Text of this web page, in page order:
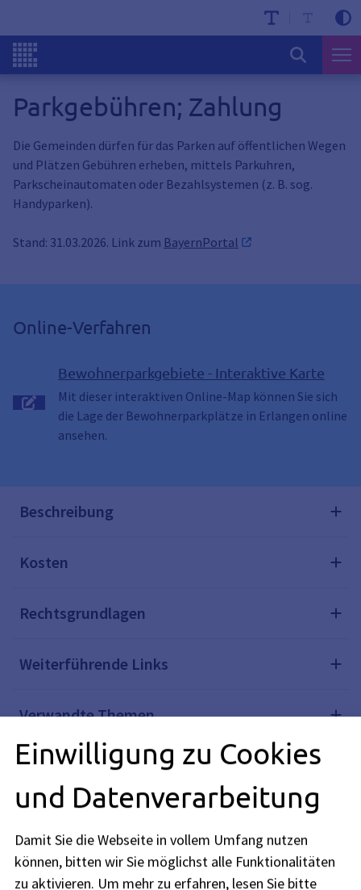
Parkgebühren; Zahlung
Die Gemeinden dürfen für das Parken auf öffentlichen Wegen
und Plätzen Gebühren erheben, mittels Parkuhren,
Parkscheinautomaten oder Bezahlsystemen (z. B. sog.
Handyparken).
Stand: 31.03.2026. Link zum BayernPortal
Online-Verfahren
Bewohnerparkgebiete - Interaktive Karte
Mit dieser interaktiven Online-Map können Sie sich
die Lage der Bewohnerparkplätze in Erlangen online
ansehen.
Beschreibung
Kosten
Rechtsgrundlagen
Weiterführende Links
Verwandte Themen
Redaktionell verantwortlich: Bayerisches Staatsministerium
des Innern, für Sport und Integration (siehe BayernPortal
Einwilligung zu Cookies
und Datenverarbeitung
Damit Sie die Webseite in vollem Umfang nutzen
können, bitten wir Sie möglichst alle Funktionalitäten
zu aktivieren. Um mehr zu erfahren, lesen Sie bitte